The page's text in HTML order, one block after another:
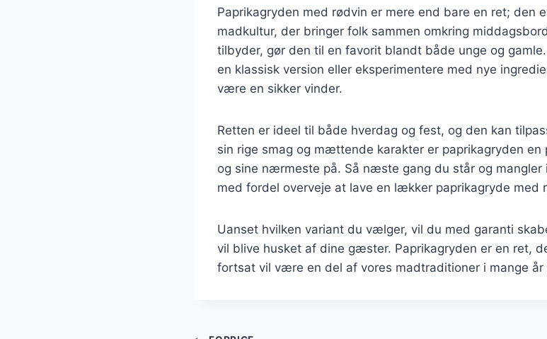
Paprikagryden med rødvin er mere end bare en ret; den
madkultur, der bringer folk sammen omkring
tilbyder, gør den til en favorit blandt både unge og
en klassisk version eller eksperimentere med nye
være en sikker vinder.
Retten er ideel til både hverdag og fest, og den kan
sin rige smag og mættende karakter er paprikagryden
og sine nærmeste på. Så næste gang du står og mangler
med fordel overveje at lave en lækker paprikagryde med
Uanset hvilken variant du vælger, vil du med garanti
vil blive husket af dine gæster. Paprikagryden er en ret,
fortsat vil være en del af vores madtraditioner i mange år